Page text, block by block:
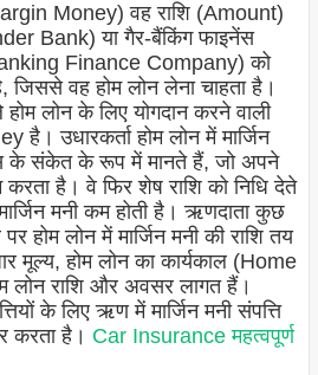
Money) वह राशि (Amount)
Bank) या गैर-बैंकिंग फाइनेंस
Finance Company) को
वह होम लोन लेना चाहता है।
लोन के लिए योगदान करने वाली
उधारकर्ता होम लोन में मार्जिन
के संकेत के रूप में मानते हैं, जो अपने
है। वे फिर शेष राशि को निधि देते
मनी कम होती है। ऋणदाता कुछ
होम लोन में मार्जिन मनी की राशि तय
मूल्य, होम लोन का कार्यकाल (Home
राशि और अवसर लागत हैं।
के लिए ऋण में मार्जिन मनी संपत्ति
करता है। Car Insurance महत्वपूर्ण